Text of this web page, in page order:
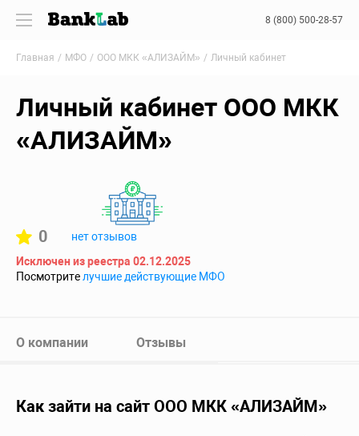
8 (800) 500-28-57
Главная МФО ООО МКК «АЛИЗАЙМ» Личный кабинет
Личный кабинет ООО МКК
«АЛИЗАЙМ»
0
нет отзывов
Исключен из реестра 02.12.2025
Посмотрителучшие действующие МФО
О компании Отзывы
Как зайти на сайт ООО МКК «АЛИЗАЙМ»